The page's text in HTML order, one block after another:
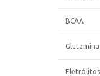
BCAA
Glutamina
Eletrólitos